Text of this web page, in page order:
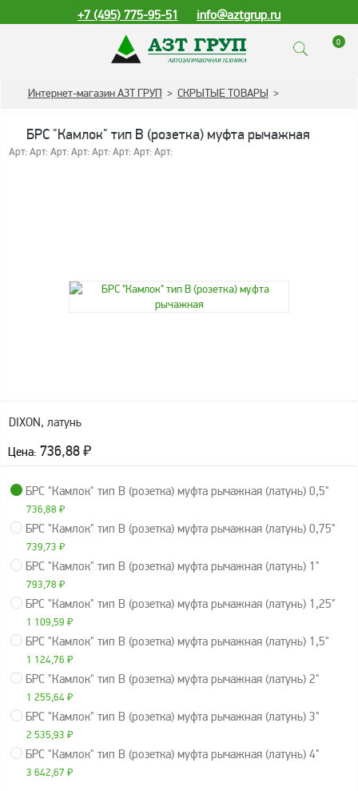
+7 (495) 775-95-51 info@aztgrup.ru
0
КАТАЛОГ ПРОДУКЦИИ
колонки
контроллеры
Устройства громкой
Краны раздаточные,
з/ч и комплектующие
Резервуарное
оборудование
Запорная арматура
Насосы и насосные
агрегаты
Устройства слива и
налива
Счетчики и фильтры
ФЖУ
Метрологическое
оборудование
Интернет-магазин АЗТ ГРУП > СКРЫТЫЕ ТОВАРЫ >
БРС "Камлок" тип B (розетка) муфта рычажная
Арт: Арт: Арт: Арт: Арт: Арт: Арт: Арт:
DIXON, латунь
Цена: 736,88₽
БРС "Камлок" тип B (розетка) муфта рычажная (латунь) 0,5"
736,88 ₽
БРС "Камлок" тип B (розетка) муфта рычажная (латунь) 0,75"
739,73 ₽
БРС "Камлок" тип B (розетка) муфта рычажная (латунь) 1"
793,78 ₽
БРС "Камлок" тип B (розетка) муфта рычажная (латунь) 1,25"
1 109,59 ₽
БРС "Камлок" тип B (розетка) муфта рычажная (латунь) 1,5"
1 124,76 ₽
БРС "Камлок" тип B (розетка) муфта рычажная (латунь) 2"
1 255,64 ₽
БРС "Камлок" тип B (розетка) муфта рычажная (латунь) 3"
2 535,93 ₽
БРС "Камлок" тип B (розетка) муфта рычажная (латунь) 4"
3 642,67 ₽